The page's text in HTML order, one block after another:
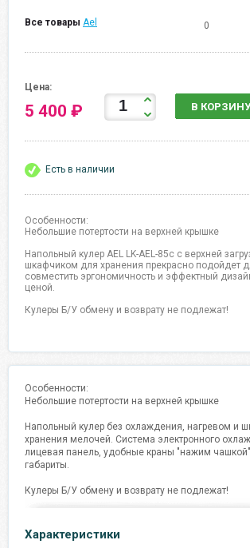
Все товары Ael 0
Цена:
5 400 ₽ В КОРЗИНУ
Есть в наличии
Особенности:
Небольшие потертости на верхней крышке
Напольный кулер AEL LK-AEL-85c с верхней
шкафчиком для хранения прекрасно подойдет
совместить эргономичность и эффектный
ценой.
Кулеры Б/У обмену и возврату не подлежат!
Особенности:
Небольшие потертости на верхней крышке
Напольный кулер без охлаждения, нагревом и
хранения мелочей. Система электронного
лицевая панель, удобные краны "нажим
габариты.
Кулеры Б/У обмену и возврату не подлежат!
Характеристики